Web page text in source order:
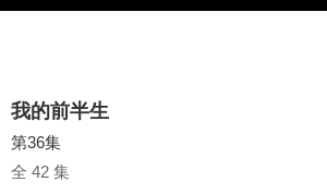
我的前半生
第36集
全 42 集